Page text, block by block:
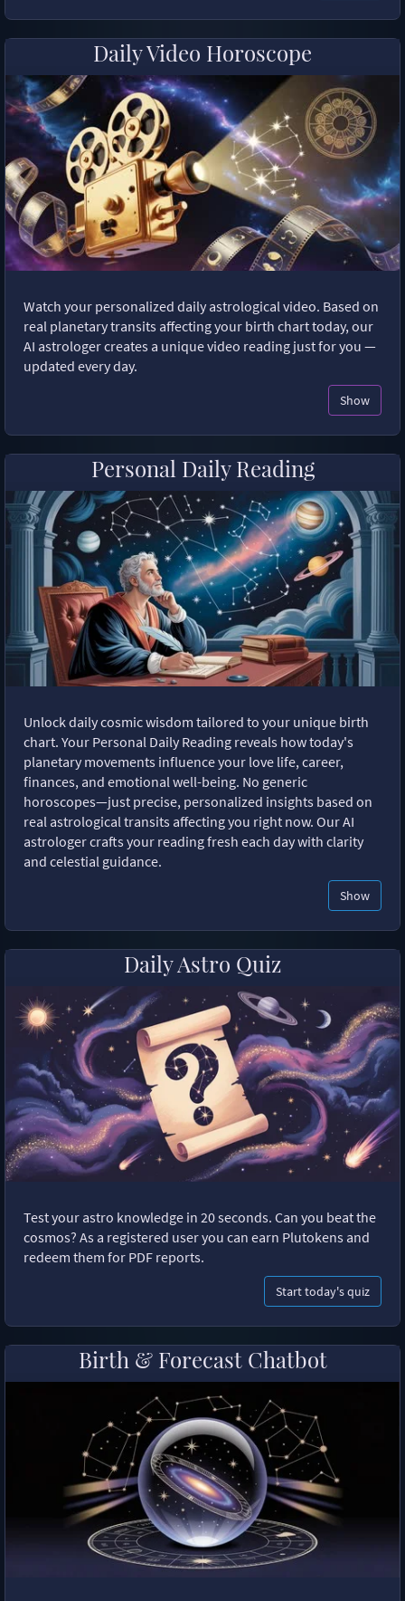
Daily Video Horoscope
Watch your personalized daily astrological video. Based on
real planetary transits affecting your birth chart today, our
AI astrologer creates a unique video reading just for you —
updated every day.
Show
Personal Daily Reading
Unlock daily cosmic wisdom tailored to your unique birth
chart. Your Personal Daily Reading reveals how today's
planetary movements influence your love life, career,
finances, and emotional well-being. No generic
horoscopes—just precise, personalized insights based on
real astrological transits affecting you right now. Our AI
astrologer crafts your reading fresh each day with clarity
and celestial guidance.
Show
Daily Astro Quiz
Test your astro knowledge in 20 seconds. Can you beat the
cosmos? As a registered user you can earn Plutokens and
redeem them for PDF reports.
Start today's quiz
Birth & Forecast Chatbot